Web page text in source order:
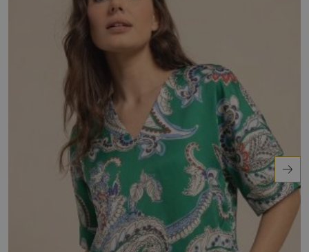
uitstraling.
Duurzaamheid of Kwaliteit:
afwerking maakt dit item een slimme
investering voor je garderobe.
Veelgestelde vraag: Hoe combineer je deze
Draag deze top met een lichte jeans en
sandalen voor een casual zomerse look. Perfect
voor een dagje uit in de stad of een ontspannen
lunch op het terras.
Ontdek het zelf!